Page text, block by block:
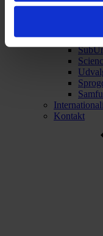
Kontakt